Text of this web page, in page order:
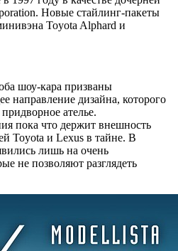
Новые стайлинг-пакеты
Toyota Alphard и
шоу-кара призваны
направление дизайна, которого
ателье.
пока что держит внешность
Toyota и Lexus в тайне. В
лишь на очень
не позволяют разглядеть